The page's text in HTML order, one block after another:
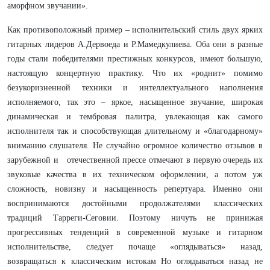
аморфном звучании».
Как противоположный пример – исполнительский стиль двух ярких
гитарных лидеров А.Дервоеда и Р.Мамедкулиева. Оба они в разные
годы стали победителями престижных конкурсов, имеют большую,
настоящую концертную практику. Что их «роднит» помимо
безукоризненной техники и интеллектуального наполнения
исполняемого, так это – яркое, насыщенное звучание, широкая
динамическая и тембровая палитра, увлекающая как самого
исполнителя так и способствующая длительному и «благодарному»
вниманию слушателя. Не случайно огромное количество отзывов в
зарубежной и отечественной прессе отмечают в первую очередь их
звуковые качества в их техническом оформлении, а потом уж
сложность, новизну и насыщенность репертуара. Именно они
воспринимаются достойными продолжателями классических
традиций Тарреги-Сеговии. Поэтому ничуть не принижая
прогрессивных тенденций в современной музыке и гитарном
исполнительстве, следует почаще «оглядываться» назад,
возвращаться к классическим истокам Но оглядываться назад не